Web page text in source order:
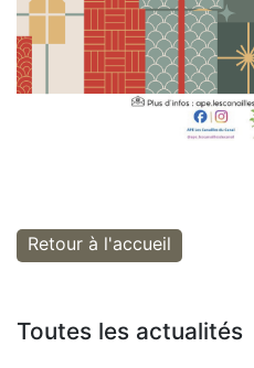
Retour à l'accueil
Toutes les actualités